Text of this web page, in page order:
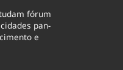
fórum
pan-
e